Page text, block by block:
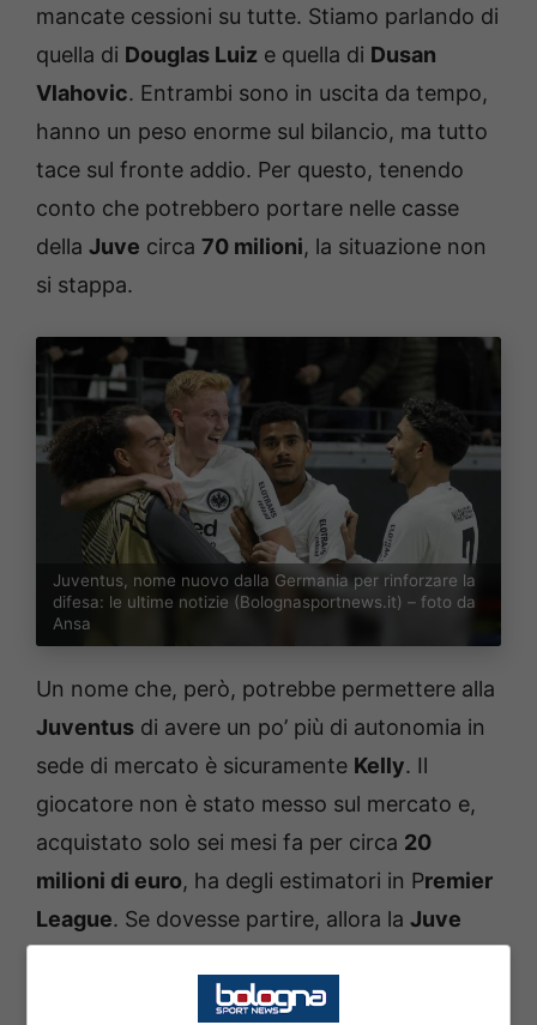
mancate cessioni su tutte. Stiamo parlando di
quella di Douglas Luiz e quella di Dusan
Vlahovic. Entrambi sono in uscita da tempo,
hanno un peso enorme sul bilancio, ma tutto
tace sul fronte addio. Per questo, tenendo
conto che potrebbero portare nelle casse
della Juve circa 70 milioni, la situazione non
si stappa.
Juventus, nome nuovo dalla Germania per rinforzare la
difesa: le ultime notizie (Bolognasportnews.it) – foto da
Ansa
Un nome che, però, potrebbe permettere alla
Juventus di avere un po’ più di autonomia in
sede di mercato è sicuramente Kelly. Il
giocatore non è stato messo sul mercato e,
acquistato solo sei mesi fa per circa 20
milioni di euro, ha degli estimatori in Premier
League. Se dovesse partire, allora la Juve
economici per affondare il colpo e regalare